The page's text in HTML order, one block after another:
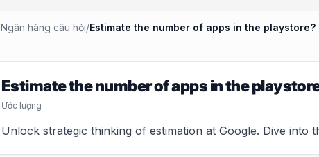
Ngân hàng câu hỏi/Estimate the number of apps in the playstore?
Estimate the number of apps in the
Ước lượng
Unlock strategic thinking of estimation at Google. Dive